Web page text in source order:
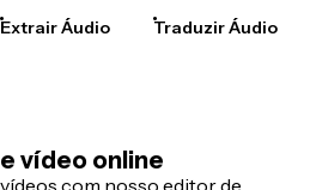
Extrair Áudio Traduzir Áudio
vídeo online